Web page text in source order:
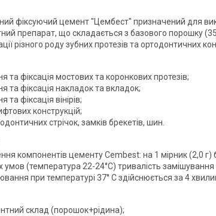
фіксуючий цемент "Цембест" призначений для
препарат, що складається з базового порошку
різного роду зубних протезів та ортодонтичних
та фіксація мостових та коронкових протезів;
та фіксація накладок та вкладок;
та фіксація вінірів;
конструкцій;
стрічок, замків брекетів, шин.
компонентів цементу Cembest: на 1 мірник (2,0
умов (температура 22-24°C) тривалість
при температурі 37° C здійснюється за 4
склад (порошок+рідина);